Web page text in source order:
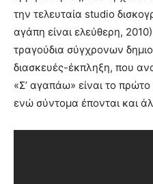
την τελευταία studio
αγάπη είναι ελεύθερη,
τραγούδια σύγχρονων
διασκευές-έκπληξη, που
«Σ’ αγαπάω» είναι το
ενώ σύντομα έπονται και